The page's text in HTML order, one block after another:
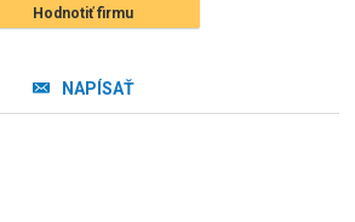
Hodnotiť firmu
NAPÍSAŤ